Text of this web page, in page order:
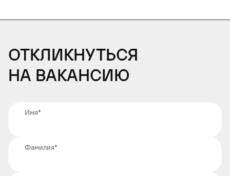
Откликнуться
на вакансию
Имя*
Фамилия*